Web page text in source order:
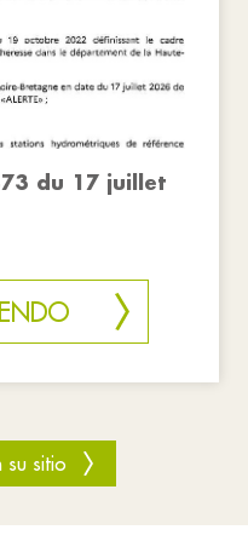
du 17 juillet
su sitio